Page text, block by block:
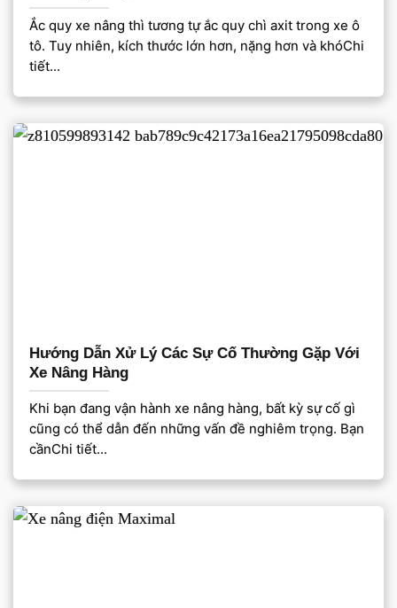
Ắc quy xe nâng thì tương tự ắc quy chì axit trong xe ô
tô. Tuy nhiên, kích thước lớn hơn, nặng hơn và khóChi
tiết...
Hướng Dẫn Xử Lý Các Sự Cố Thường Gặp Với
Xe Nâng Hàng
Khi bạn đang vận hành xe nâng hàng, bất kỳ sự cố gì
cũng có thể dẫn đến những vấn đề nghiêm trọng. Bạn
cầnChi tiết...